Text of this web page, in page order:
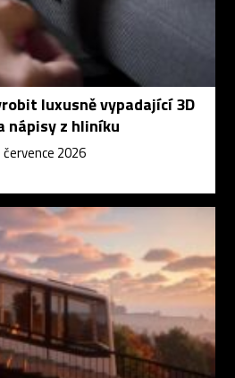
luxusně vypadající 3D
nápisy z hliníku
července 2026